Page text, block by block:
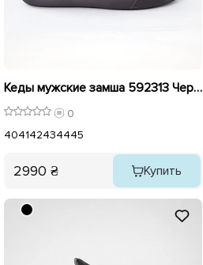
Кеды мужские замша 592313 Черные
0
404142434445
2990 ₴ Купить